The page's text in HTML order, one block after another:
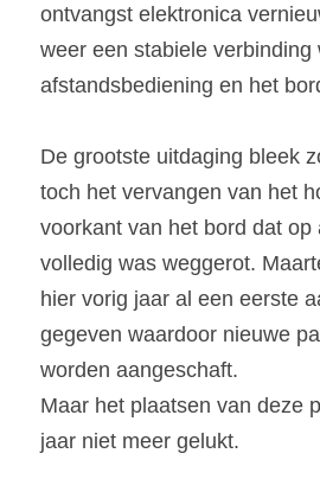
ontvangst elektronica
weer een stabiele verbinding
afstandsbediening en het
De grootste uitdaging bleek
toch het vervangen van het
voorkant van het bord dat op
volledig was weggerot.
hier vorig jaar al een eerste
gegeven waardoor nieuwe
worden aangeschaft.
Maar het plaatsen van deze
jaar niet meer gelukt.